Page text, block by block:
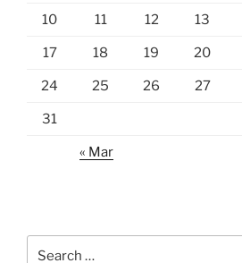
10 11 12 13
17 18 19 20
24 25 26 27
31
« Mar